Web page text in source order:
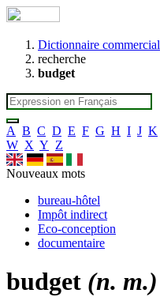
Dictionnaire commercial
recherche
budget
A B C D E F G H I J K
W X Y Z
Nouveaux mots
bureau-hôtel
Impôt indirect
Eco-conception
documentaire
budget (n. m.)